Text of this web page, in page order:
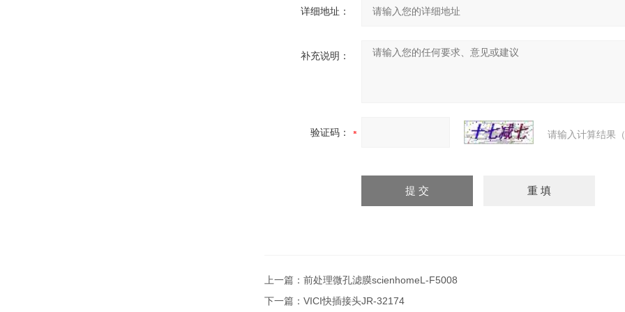
详细地址：
补充说明：
验证码： 请输入计算结果
上一篇： 前处理微孔滤膜scienhomeL-F5008
下一篇： VICI快插接头JR-32174